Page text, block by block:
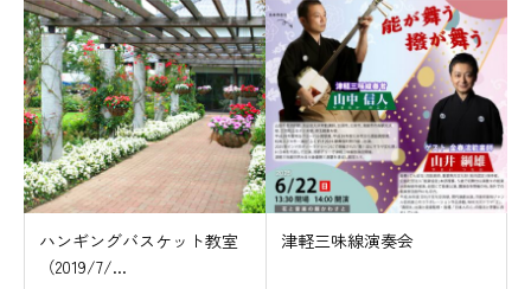
ハンギングバスケット教室
（2019/7/...
津軽三味線演奏会